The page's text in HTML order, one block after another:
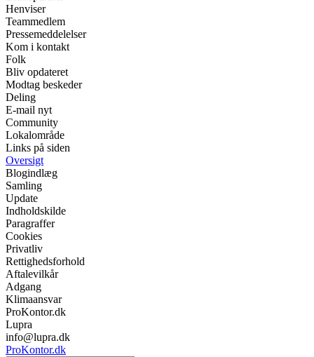
Henviser
Teammedlem
Pressemeddelelser
Kom i kontakt
Folk
Bliv opdateret
Modtag beskeder
Deling
E-mail nyt
Community
Lokalområde
Links på siden
Oversigt
Blogindlæg
Samling
Update
Indholdskilde
Paragraffer
Cookies
Privatliv
Rettighedsforhold
Aftalevilkår
Adgang
Klimaansvar
ProKontor.dk
Lupra
info@lupra.dk
ProKontor.dk